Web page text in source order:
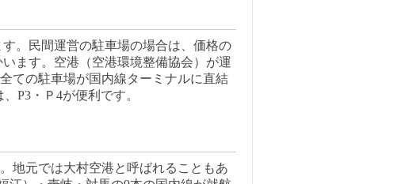
。民間運営の駐車場の場合は、価格の
ます。空港（空港環境整備協会）が運
ての駐車場が国内線ターミナルに直結
P3・Ｐ4が便利です。
地元では大村空港と呼ばれることもあ